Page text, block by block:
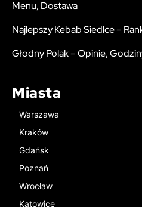
Menu, Dostawa
Najlepszy Kebab Siedlce –
Głodny Polak – Opinie,
Miasta
Warszawa
Kraków
Gdańsk
Poznań
Wrocław
Katowice